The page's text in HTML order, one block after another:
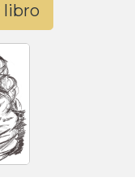
libro